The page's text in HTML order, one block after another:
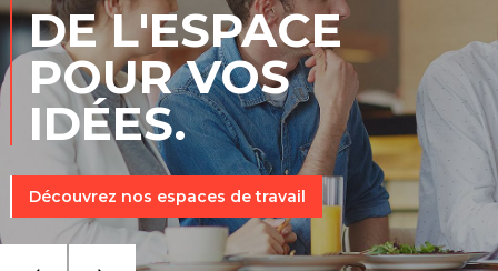
Découvrez nos espaces de travail
DE L'ESPACE
POUR VOS
IDÉES.